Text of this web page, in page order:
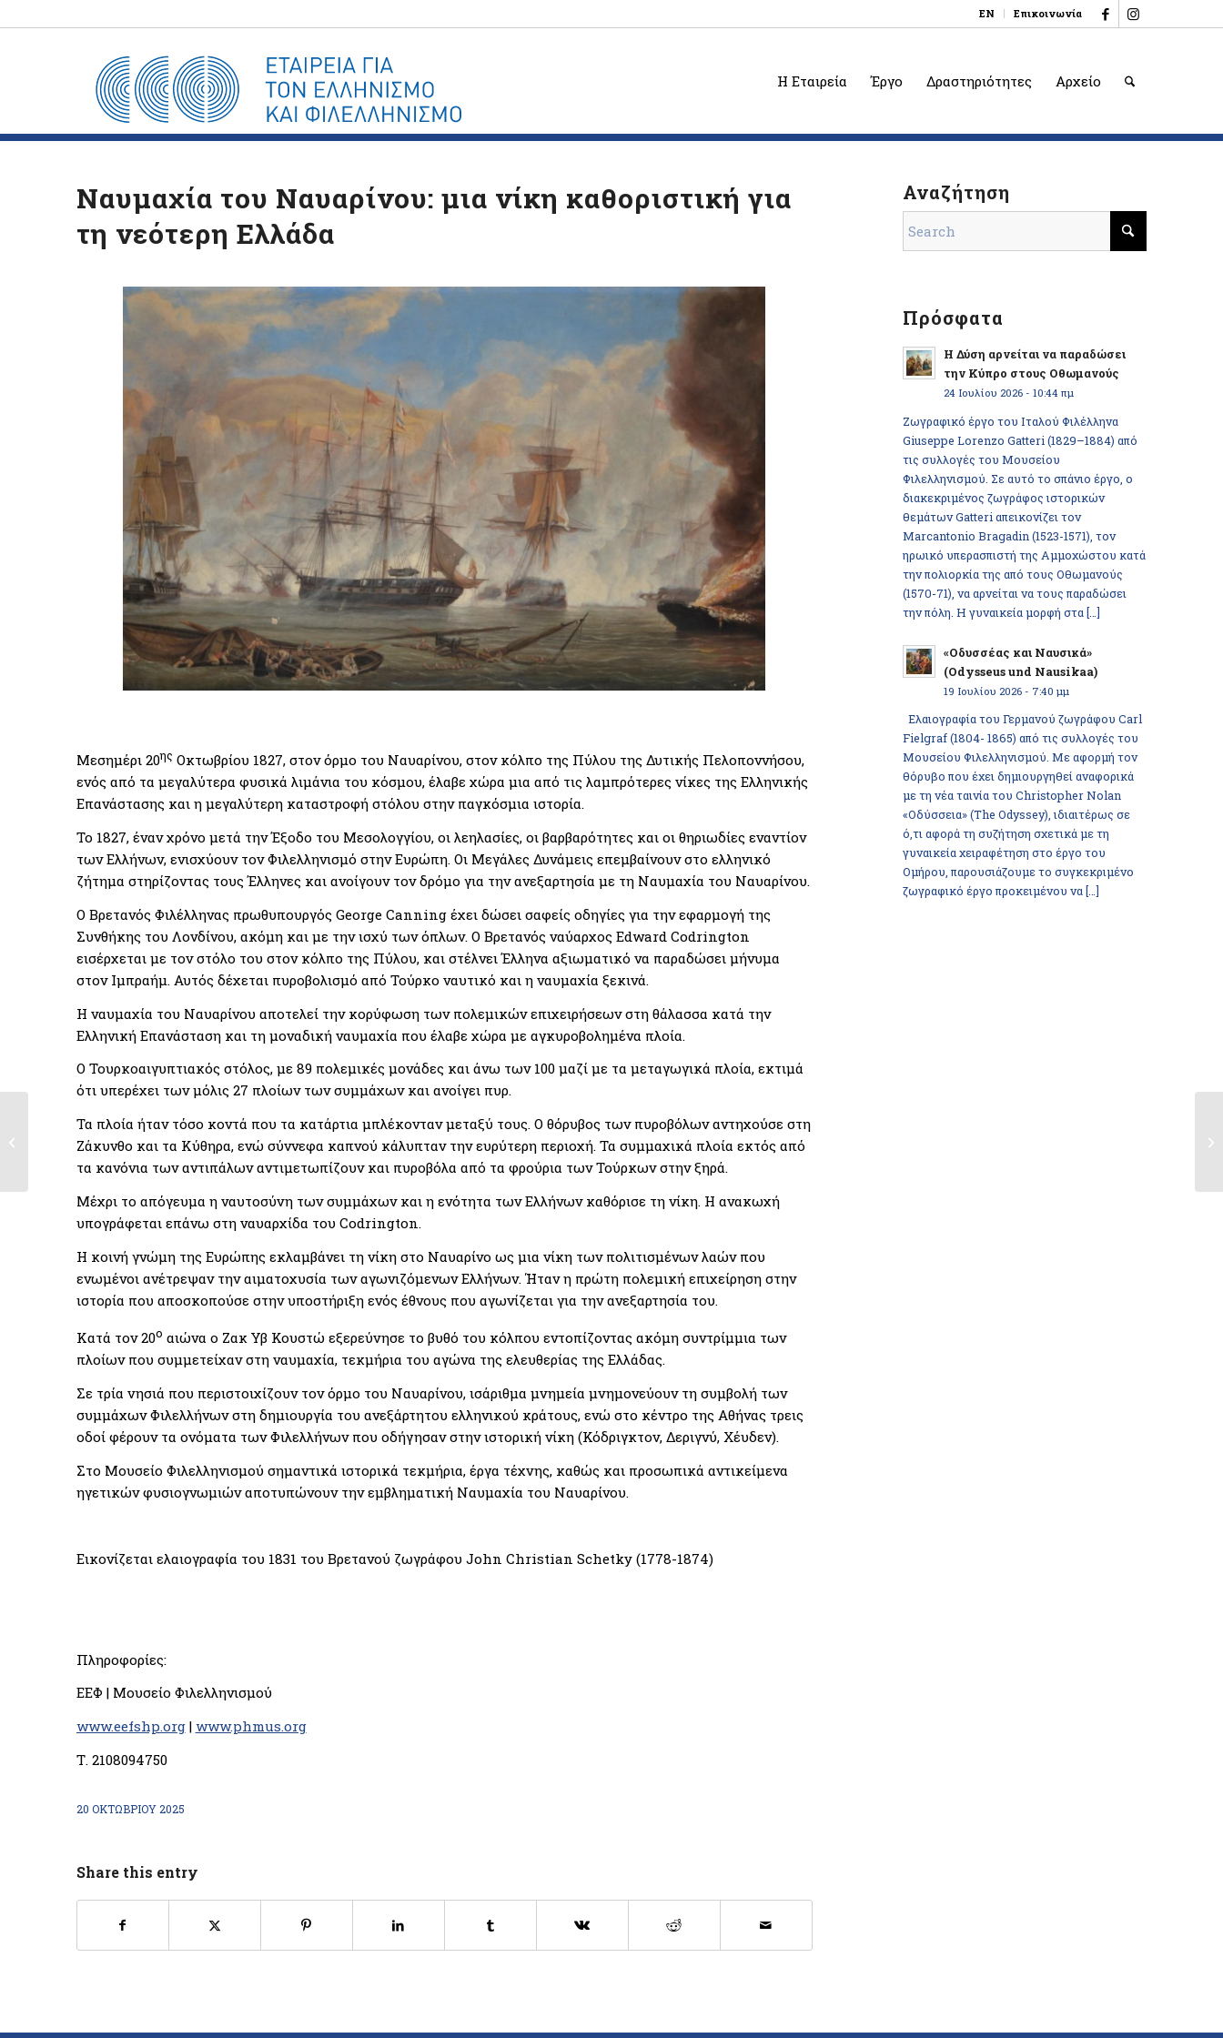
EN Επικοινωνία
Η Εταιρεία Έργο Δραστηριότητες Αρχείο
Ναυμαχία του Ναυαρίνου: μια νίκη καθοριστική για
τη νεότερη Ελλάδα
Μεσημέρι 20ης Οκτωβρίου 1827, στον όρμο του Ναυαρίνου, στον κόλπο της Πύλου της Δυτικής Πελοποννήσου,
ενός από τα μεγαλύτερα φυσικά λιμάνια του κόσμου, έλαβε χώρα μια από τις λαμπρότερες νίκες της Ελληνικής
Επανάστασης και η μεγαλύτερη καταστροφή στόλου στην παγκόσμια ιστορία.
Το 1827, έναν χρόνο μετά την Έξοδο του Μεσολογγίου, οι λεηλασίες, οι βαρβαρότητες και οι θηριωδίες εναντίον
των Ελλήνων, ενισχύουν τον Φιλελληνισμό στην Ευρώπη. Οι Μεγάλες Δυνάμεις επεμβαίνουν στο ελληνικό
ζήτημα στηρίζοντας τους Έλληνες και ανοίγουν τον δρόμο για την ανεξαρτησία με τη Ναυμαχία του Ναυαρίνου.
Ο Βρετανός Φιλέλληνας πρωθυπουργός George Canning έχει δώσει σαφείς οδηγίες για την εφαρμογή της
Συνθήκης του Λονδίνου, ακόμη και με την ισχύ των όπλων. Ο Βρετανός ναύαρχος Edward Codrington
εισέρχεται με τον στόλο του στον κόλπο της Πύλου, και στέλνει Έλληνα αξιωματικό να παραδώσει μήνυμα
στον Ιμπραήμ. Αυτός δέχεται πυροβολισμό από Τούρκο ναυτικό και η ναυμαχία ξεκινά.
Η ναυμαχία του Ναυαρίνου αποτελεί την κορύφωση των πολεμικών επιχειρήσεων στη θάλασσα κατά την
Ελληνική Επανάσταση και τη μοναδική ναυμαχία που έλαβε χώρα με αγκυροβολημένα πλοία.
Ο Τουρκοαιγυπτιακός στόλος, με 89 πολεμικές μονάδες και άνω των 100 μαζί με τα μεταγωγικά πλοία, εκτιμά
ότι υπερέχει των μόλις 27 πλοίων των συμμάχων και ανοίγει πυρ.
Τα πλοία ήταν τόσο κοντά που τα κατάρτια μπλέκονταν μεταξύ τους. Ο θόρυβος των πυροβόλων αντηχούσε στη
Ζάκυνθο και τα Κύθηρα, ενώ σύννεφα καπνού κάλυπταν την ευρύτερη περιοχή. Τα συμμαχικά πλοία εκτός από
τα κανόνια των αντιπάλων αντιμετωπίζουν και πυροβόλα από τα φρούρια των Τούρκων στην ξηρά.
Μέχρι το απόγευμα η ναυτοσύνη των συμμάχων και η ενότητα των Ελλήνων καθόρισε τη νίκη. Η ανακωχή
υπογράφεται επάνω στη ναυαρχίδα του Codrington.
Η κοινή γνώμη της Ευρώπης εκλαμβάνει τη νίκη στο Ναυαρίνο ως μια νίκη των πολιτισμένων λαών που
ενωμένοι ανέτρεψαν την αιματοχυσία των αγωνιζόμενων Ελλήνων. Ήταν η πρώτη πολεμική επιχείρηση στην
ιστορία που αποσκοπούσε στην υποστήριξη ενός έθνους που αγωνίζεται για την ανεξαρτησία του.
Κατά τον 20ο αιώνα ο Ζακ Υβ Κουστώ εξερεύνησε το βυθό του κόλπου εντοπίζοντας ακόμη συντρίμμια των
πλοίων που συμμετείχαν στη ναυμαχία, τεκμήρια του αγώνα της ελευθερίας της Ελλάδας.
Σε τρία νησιά που περιστοιχίζουν τον όρμο του Ναυαρίνου, ισάριθμα μνημεία μνημονεύουν τη συμβολή των
συμμάχων Φιλελλήνων στη δημιουργία του ανεξάρτητου ελληνικού κράτους, ενώ στο κέντρο της Αθήνας τρεις
οδοί φέρουν τα ονόματα των Φιλελλήνων που οδήγησαν στην ιστορική νίκη (Κόδριγκτον, Δεριγνύ, Χέυδεν).
Στο Μουσείο Φιλελληνισμού σημαντικά ιστορικά τεκμήρια, έργα τέχνης, καθώς και προσωπικά αντικείμενα
ηγετικών φυσιογνωμιών αποτυπώνουν την εμβληματική Ναυμαχία του Ναυαρίνου.
Εικονίζεται ελαιογραφία του 1831 του Βρετανού ζωγράφου John Christian Schetky (1778-1874)
Πληροφορίες:
ΕΕΦ | Μουσείο Φιλελληνισμού
www.eefshp.org| www.phmus.org
Τ. 2108094750
20 ΟΚΤΩΒΡΊΟΥ 2025
Share this entry
Αναζήτηση
Πρόσφατα
Η Δύση αρνείται να παραδώσει
την Κύπρο στους Οθωμανούς
24 Ιουλίου 2026 - 10:44 πμ
Ζωγραφικό έργο του Ιταλού Φιλέλληνα
Giuseppe Lorenzo Gatteri (1829–1884) από
τις συλλογές του Μουσείου
Φιλελληνισμού. Σε αυτό το σπάνιο έργο, ο
διακεκριμένος ζωγράφος ιστορικών
θεμάτων Gatteri απεικονίζει τον
Marcantonio Bragadin (1523-1571), τον
ηρωικό υπερασπιστή της Αμμοχώστου κατά
την πολιορκία της από τους Οθωμανούς
(1570-71), να αρνείται να τους παραδώσει
την πόλη. Η γυναικεία μορφή στα […]
«Οδυσσέας και Ναυσικά»
(Odysseus und Nausikaa)
19 Ιουλίου 2026 - 7:40 μμ
Ελαιογραφία του Γερμανού ζωγράφου Carl
Fielgraf (1804- 1865) από τις συλλογές του
Μουσείου Φιλελληνισμού. Με αφορμή τον
θόρυβο που έχει δημιουργηθεί αναφορικά
με τη νέα ταινία του Christopher Nolan
«Οδύσσεια» (The Odyssey), ιδιαιτέρως σε
ό,τι αφορά τη συζήτηση σχετικά με τη
γυναικεία χειραφέτηση στο έργο του
Ομήρου, παρουσιάζουμε το συγκεκριμένο
ζωγραφικό έργο προκειμένου να […]
Ημερίδα: Η Γαλλική
Επιστημονική